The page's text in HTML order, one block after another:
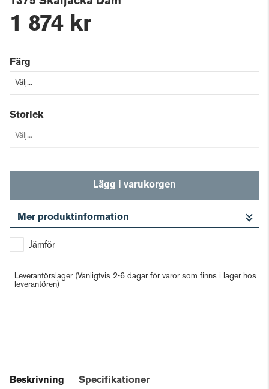
1 874 kr
Färg
Storlek
Lägg i varukorgen
Mer produktinformation
Jämför
Leverantörslager (Vanligtvis 2-6 dagar för varor som finns i lager hos
leverantören)
Beskrivning Specifikationer